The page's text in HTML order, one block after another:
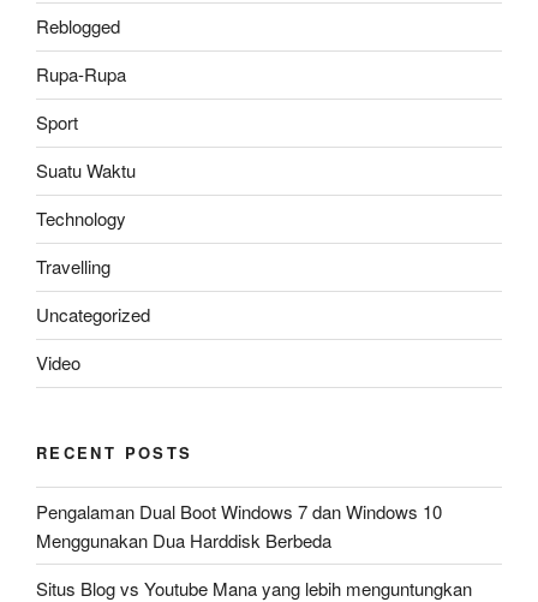
Reblogged
Rupa-Rupa
Sport
Suatu Waktu
Technology
Travelling
Uncategorized
Video
RECENT POSTS
Pengalaman Dual Boot Windows 7 dan Windows 10
Menggunakan Dua Harddisk Berbeda
Situs Blog vs Youtube Mana yang lebih menguntungkan